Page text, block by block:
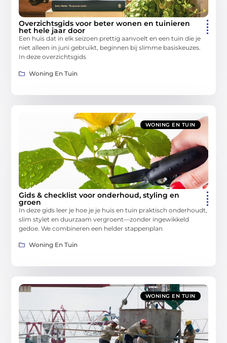
Overzichtsgids voor beter wonen en tuinieren
het hele jaar door
Een huis dat in elk seizoen prettig aanvoelt en een tuin die je
niet alleen in juni gebruikt, beginnen bij slimme basiskeuzes.
In deze overzichtsgids
Woning En Tuin
WONING EN TUIN
Gids & checklist voor onderhoud, styling en
groen
In deze gids leer je hoe je je huis en tuin praktisch onderhoudt,
slim stylet en duurzaam vergroent—zonder ingewikkeld
gedoe. We combineren een helder stappenplan
Woning En Tuin
WONING EN TUIN